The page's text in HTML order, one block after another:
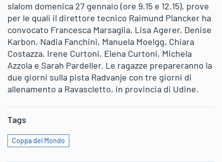
slalom domenica 27 gennaio (ore 9.15 e 12.15), prove
per le quali il direttore tecnico Raimund Plancker ha
convocato Francesca Marsaglia, Lisa Agerer, Denise
Karbon, Nadia Fanchini, Manuela Moelgg, Chiara
Costazza, Irene Curtoni, Elena Curtoni, Michela
Azzola e Sarah Pardeller. Le ragazze prepareranno la
due giorni sulla pista Radvanje con tre giorni di
allenamento a Ravascletto, in provincia di Udine.
Tags
Coppa del Mondo